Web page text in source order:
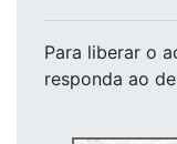
Para liberar o
responda ao